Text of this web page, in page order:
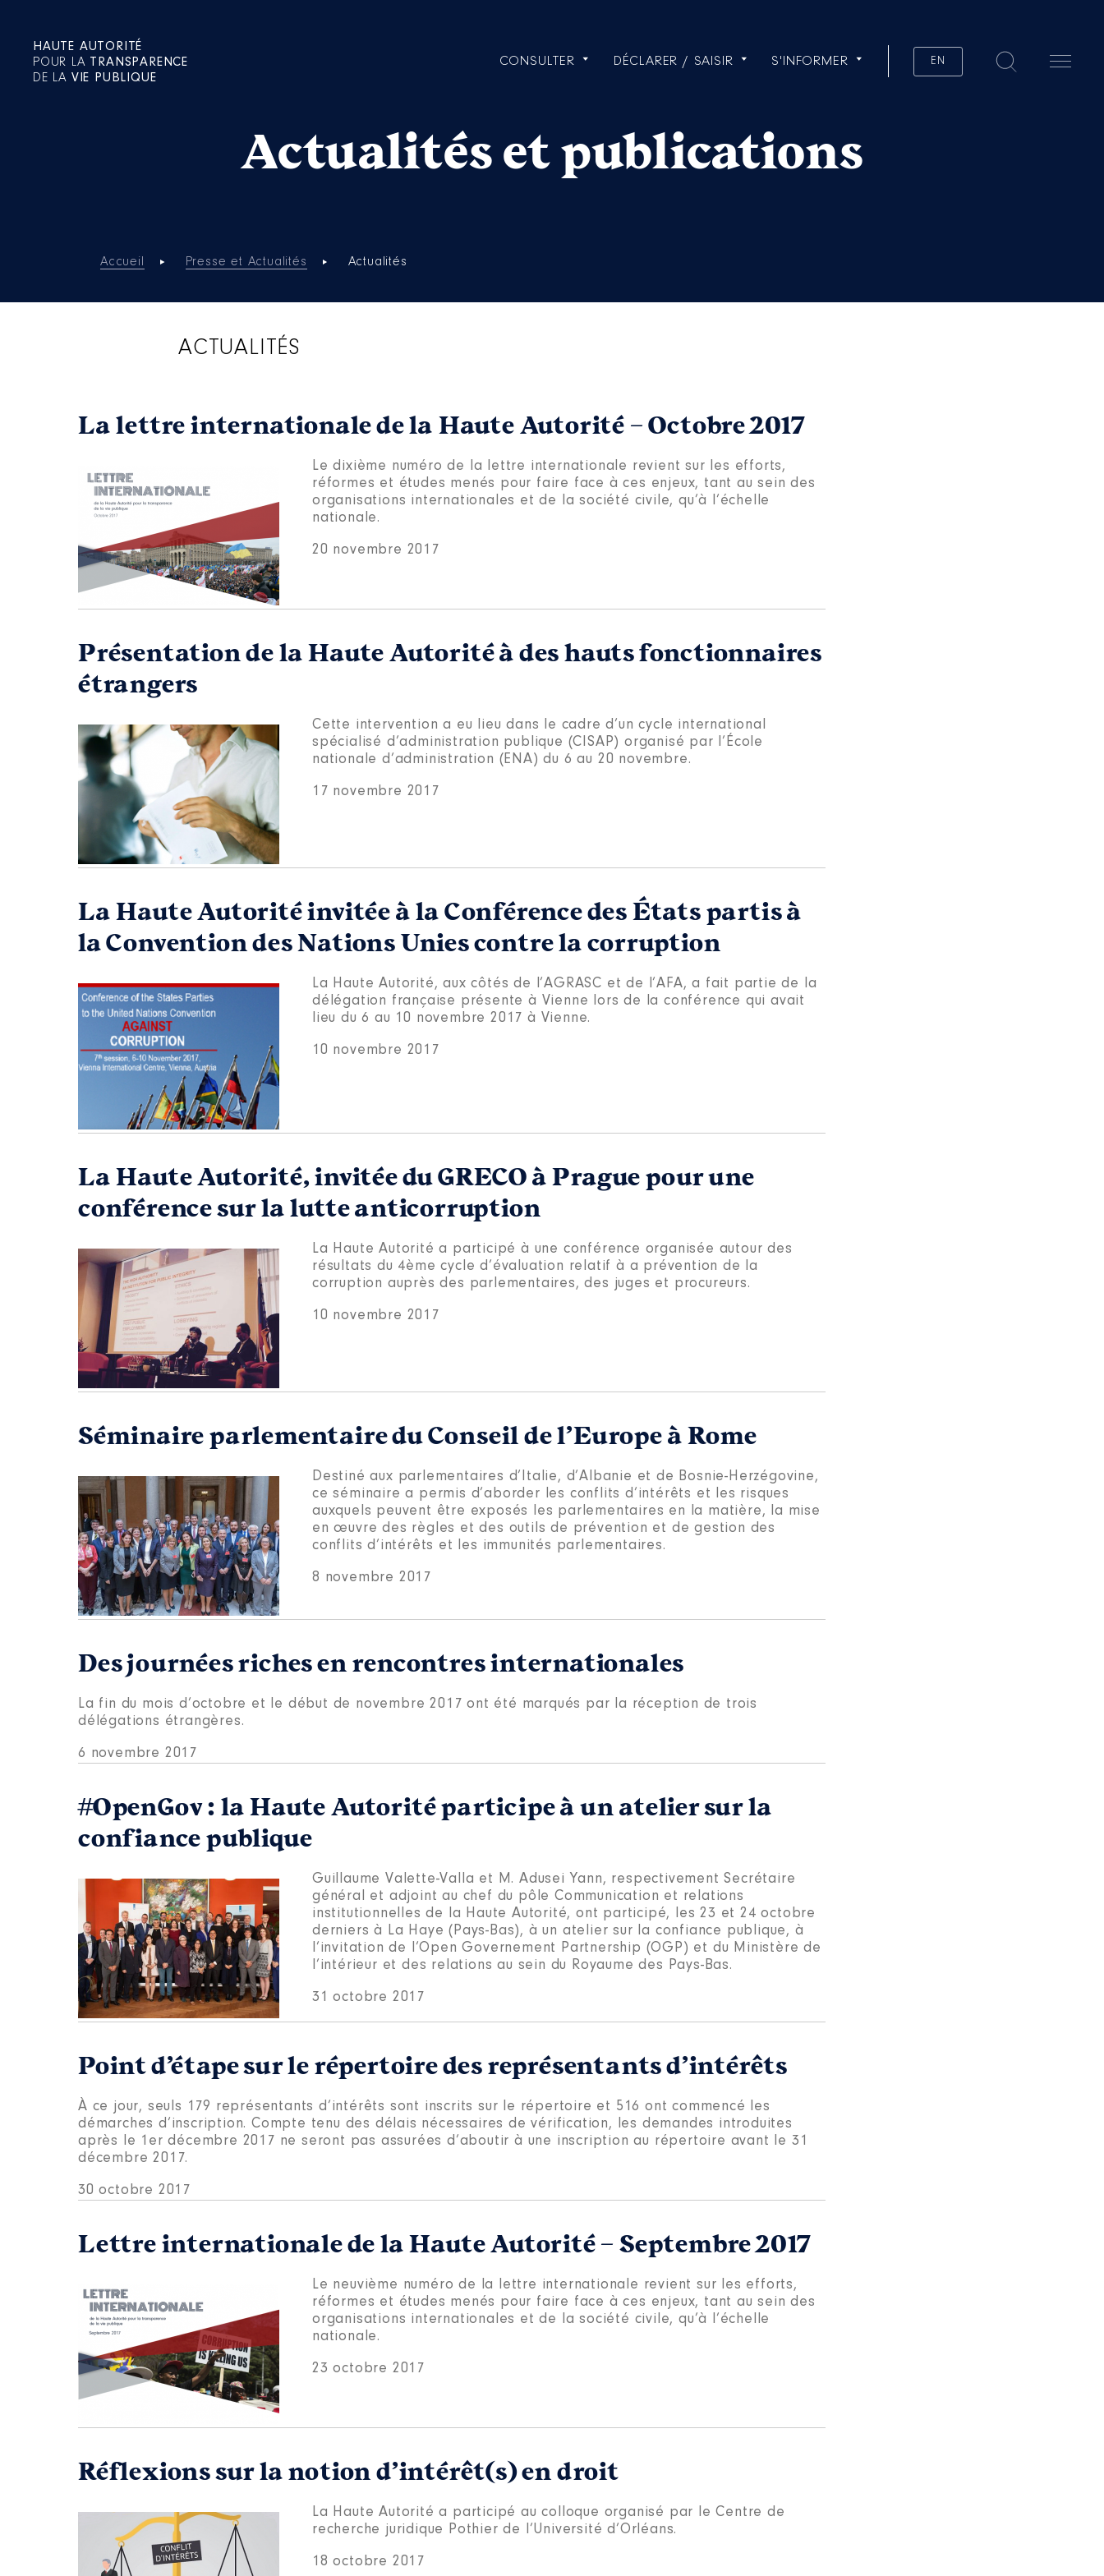
HAUTE AUTORITÉ
POUR LA TRANSPARENCE
DE LA VIE PUBLIQUE
CONSULTER DÉCLARER / SAISIR S'INFORMER EN
Actualités et publications
Accueil Presse et Actualités Actualités
ACTUALITÉS
La lettre internationale de la Haute Autorité – Octobre 2017
Le dixième numéro de la lettre internationale revient sur les efforts,
réformes et études menés pour faire face à ces enjeux, tant au sein des
organisations internationales et de la société civile, qu’à l’échelle
nationale.
20 novembre 2017
Présentation de la Haute Autorité à des hauts fonctionnaires
étrangers
Cette intervention a eu lieu dans le cadre d’un cycle international
spécialisé d’administration publique (CISAP) organisé par l’École
nationale d’administration (ENA) du 6 au 20 novembre.
17 novembre 2017
La Haute Autorité invitée à la Conférence des États partis à
la Convention des Nations Unies contre la corruption
La Haute Autorité, aux côtés de l’AGRASC et de l’AFA, a fait partie de la
délégation française présente à Vienne lors de la conférence qui avait
lieu du 6 au 10 novembre 2017 à Vienne.
10 novembre 2017
La Haute Autorité, invitée du GRECO à Prague pour une
conférence sur la lutte anticorruption
La Haute Autorité a participé à une conférence organisée autour des
résultats du 4ème cycle d’évaluation relatif à a prévention de la
corruption auprès des parlementaires, des juges et procureurs.
10 novembre 2017
Séminaire parlementaire du Conseil de l’Europe à Rome
Destiné aux parlementaires d’Italie, d’Albanie et de Bosnie-Herzégovine,
ce séminaire a permis d’aborder les conflits d’intérêts et les risques
auxquels peuvent être exposés les parlementaires en la matière, la mise
en œuvre des règles et des outils de prévention et de gestion des
conflits d’intérêts et les immunités parlementaires.
8 novembre 2017
Des journées riches en rencontres internationales
La fin du mois d’octobre et le début de novembre 2017 ont été marqués par la réception de trois
délégations étrangères.
6 novembre 2017
#OpenGov : la Haute Autorité participe à un atelier sur la
confiance publique
Guillaume Valette-Valla et M. Adusei Yann, respectivement Secrétaire
général et adjoint au chef du pôle Communication et relations
institutionnelles de la Haute Autorité, ont participé, les 23 et 24 octobre
derniers à La Haye (Pays-Bas), à un atelier sur la confiance publique, à
l’invitation de l’Open Governement Partnership (OGP) et du Ministère de
l’intérieur et des relations au sein du Royaume des Pays-Bas.
31 octobre 2017
Point d’étape sur le répertoire des représentants d’intérêts
À ce jour, seuls 179 représentants d’intérêts sont inscrits sur le répertoire et 516 ont commencé les
démarches d’inscription. Compte tenu des délais nécessaires de vérification, les demandes introduites
après le 1er décembre 2017 ne seront pas assurées d’aboutir à une inscription au répertoire avant le 31
décembre 2017.
30 octobre 2017
Lettre internationale de la Haute Autorité – Septembre 2017
Le neuvième numéro de la lettre internationale revient sur les efforts,
réformes et études menés pour faire face à ces enjeux, tant au sein des
organisations internationales et de la société civile, qu’à l’échelle
nationale.
23 octobre 2017
Réflexions sur la notion d’intérêt(s) en droit
La Haute Autorité a participé au colloque organisé par le Centre de
recherche juridique Pothier de l’Université d’Orléans.
18 octobre 2017